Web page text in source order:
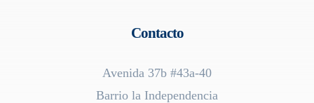
Contacto
Avenida 37b #43a-40
Barrio la Independencia